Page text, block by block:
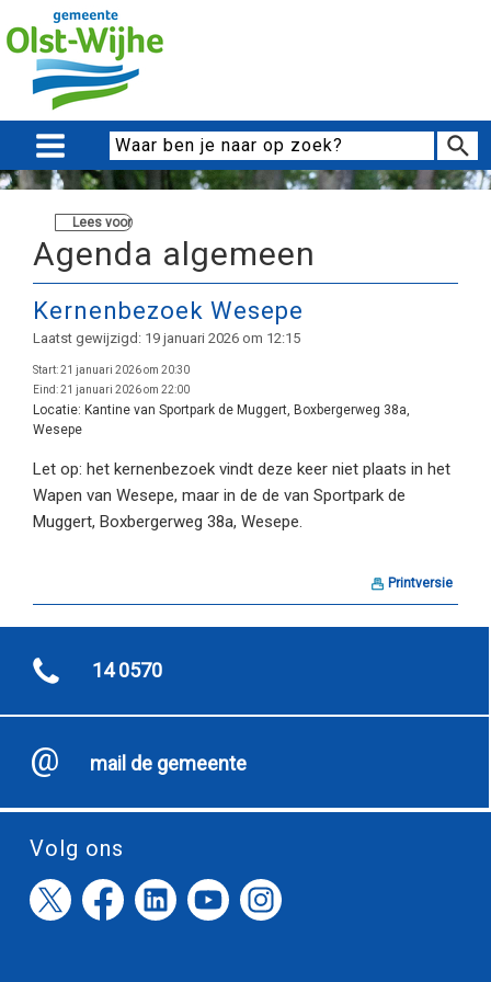
Lees voor
Agenda algemeen
Kernenbezoek Wesepe
Laatst gewijzigd: 19 januari 2026 om 12:15
Start:21 januari 2026 om 20:30
Eind:21 januari 2026 om 22:00
Locatie: Kantine van Sportpark de Muggert, Boxbergerweg 38a,
Wesepe
Let op: het kernenbezoek vindt deze keer niet plaats in het
Wapen van Wesepe, maar in de de van Sportpark de
Muggert, Boxbergerweg 38a, Wesepe.
Printversie
14 0570
mail de gemeente
Volg ons